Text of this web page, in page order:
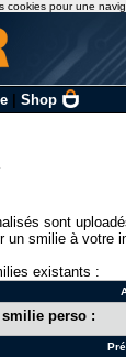
| Shop
sont
un smilie à votre
existants :
perso :
cookies pour une